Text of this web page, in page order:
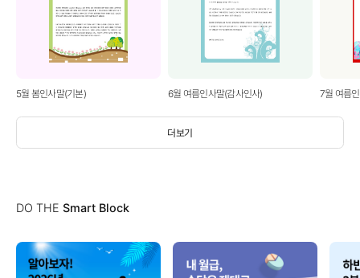
더보기
5월 봄인사말(기본) 6월 여름인사말(감사인사) 7월 여름
DO THE Smart Block